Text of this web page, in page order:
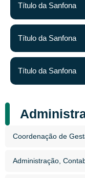
Título da Sanfona
Título da Sanfona
Título da Sanfona
Coordenação de
Administração,